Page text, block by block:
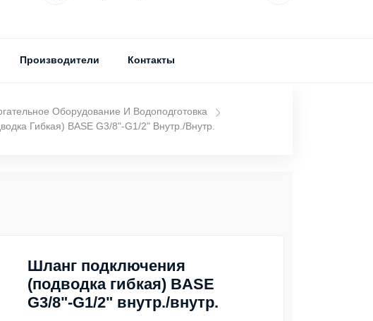
Производители Контакты
Оборудование И Водоподготовка
Гибкая) BASE G3/8"-G1/2" Внутр./внутр.
Шланг подключения
(подводка гибкая) BASE
G3/8"-G1/2" внутр./внутр.